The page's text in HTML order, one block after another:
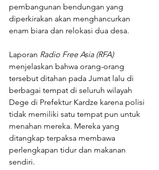
pembangunan bendungan yang
diperkirakan akan menghancurkan
enam biara dan relokasi dua desa.
Laporan Radio Free Asia (RFA)
menjelaskan bahwa orang-orang
tersebut ditahan pada Jumat lalu di
berbagai tempat di seluruh wilayah
Dege di Prefektur Kardze karena polisi
tidak memiliki satu tempat pun untuk
menahan mereka. Mereka yang
ditangkap terpaksa membawa
perlengkapan tidur dan makanan
sendiri.